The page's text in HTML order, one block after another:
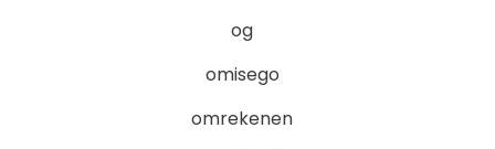
og
omisego
omrekenen